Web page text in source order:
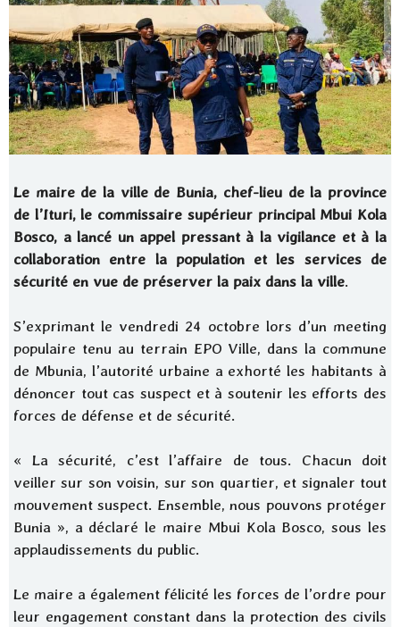
Le maire de la ville de Bunia, chef-lieu de la province
de l’Ituri, le commissaire supérieur principal Mbui Kola
Bosco, a lancé un appel pressant à la vigilance et à la
collaboration entre la population et les services de
sécurité en vue de préserver la paix dans la ville.
S’exprimant le vendredi 24 octobre lors d’un meeting
populaire tenu au terrain EPO Ville, dans la commune
de Mbunia, l’autorité urbaine a exhorté les habitants à
dénoncer tout cas suspect et à soutenir les efforts des
forces de défense et de sécurité.
« La sécurité, c’est l’affaire de tous. Chacun doit
veiller sur son voisin, sur son quartier, et signaler tout
mouvement suspect. Ensemble, nous pouvons protéger
Bunia », a déclaré le maire Mbui Kola Bosco, sous les
applaudissements du public.
Le maire a également félicité les forces de l’ordre pour
leur engagement constant dans la protection des civils